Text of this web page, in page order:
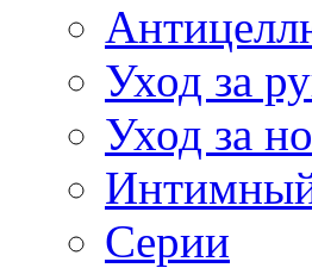
Уход за
Уход за
Серии